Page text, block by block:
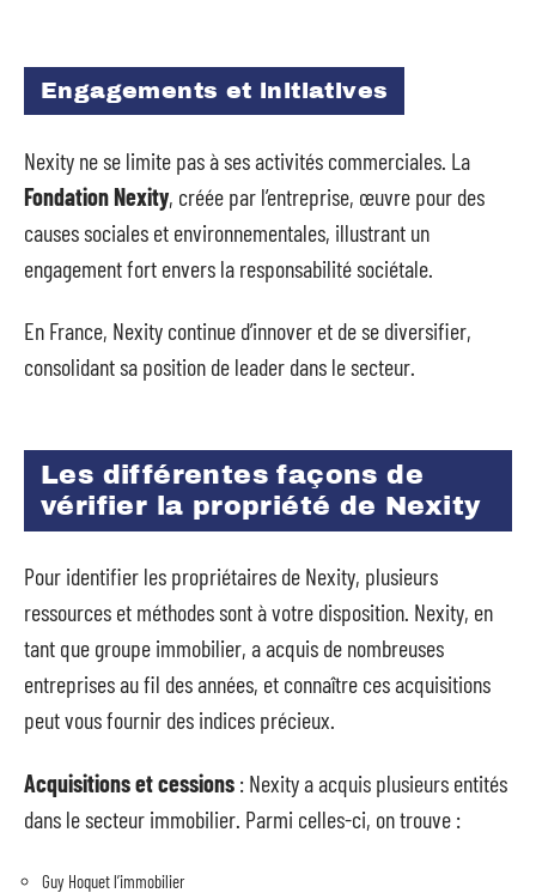
Engagements et initiatives
Nexity ne se limite pas à ses activités commerciales. La
Fondation Nexity, créée par l’entreprise, œuvre pour des
causes sociales et environnementales, illustrant un
engagement fort envers la responsabilité sociétale.
En France, Nexity continue d’innover et de se diversifier,
consolidant sa position de leader dans le secteur.
Les différentes façons de
vérifier la propriété de Nexity
Pour identifier les propriétaires de Nexity, plusieurs
ressources et méthodes sont à votre disposition. Nexity, en
tant que groupe immobilier, a acquis de nombreuses
entreprises au fil des années, et connaître ces acquisitions
peut vous fournir des indices précieux.
Acquisitions et cessions : Nexity a acquis plusieurs entités
dans le secteur immobilier. Parmi celles-ci, on trouve :
Guy Hoquet l’immobilier